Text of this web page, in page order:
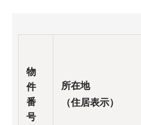
物
件
番
号
所在地
（住居表示）